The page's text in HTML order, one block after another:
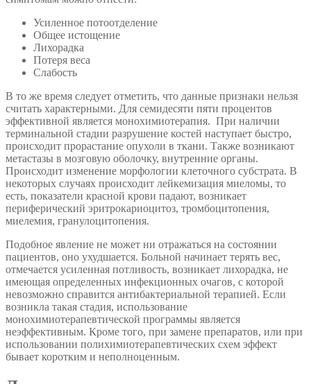
Усиленное потоотделение
Общее истощение
Лихорадка
Потеря веса
Слабость
В то же время следует отметить, что данные признаки нельзя
считать характерными. Для семидесяти пяти процентов
эффективной является монохимиотерапия. При наличии
терминальной стадии разрушение костей наступает быстро,
происходит прорастание опухоли в ткани. Также возникают
метастазы в мозговую оболочку, внутренние органы.
Происходит изменение морфологии клеточного субстрата. В
некоторых случаях происходит лейкемизация миеломы, то
есть, показатели красной крови падают, возникает
периферический эритрокариоцитоз, тромбоцитопения,
миелемия, гранулоцитопения.
Подобное явление не может ни отражаться на состоянии
пациентов, оно ухудшается. Больной начинает терять вес,
отмечается усиленная потливость, возникает лихорадка, не
имеющая определенных инфекционных очагов, с которой
невозможно справится антибактериальной терапией. Если
возникла такая стадия, использование
монохимиотерапевтической программы является
неэффективным. Кроме того, при замене препаратов, или при
использовании полихимиотерапевтических схем эффект
бывает коротким и неполноценным.